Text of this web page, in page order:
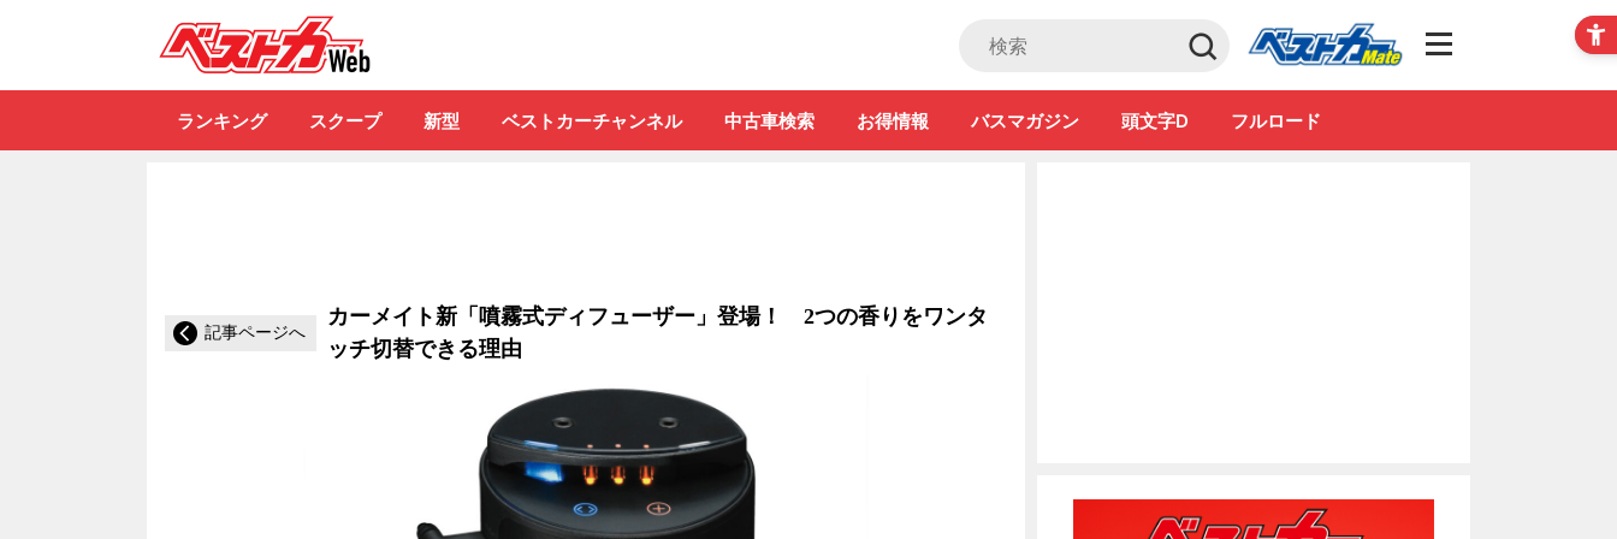
Club
ランキング スクープ 新型 ベストカーチャンネル 中古車検索 お得情報 バスマガジン 頭文字D フルロード
記事ページへ
カーメイト新「噴霧式ディフューザー」登場！ 2つの香りをワンタ
ッチ切替できる理由